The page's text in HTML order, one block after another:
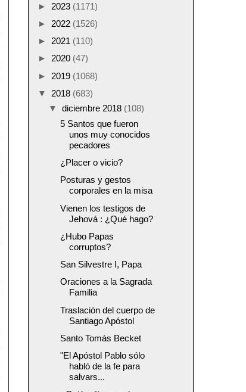
► 2023 (1171)
► 2022 (1526)
► 2021 (110)
► 2020 (47)
► 2019 (1068)
▼ 2018 (683)
▼ diciembre 2018 (108)
5 Santos que fueron
unos muy conocidos
pecadores
¿Placer o vicio?
Posturas y gestos
corporales en la misa
Vienen los testigos de
Jehová : ¿Qué hago?
¿Hubo Papas
corruptos?
San Silvestre I, Papa
Oraciones a la Sagrada
Familia
Traslación del cuerpo de
Santiago Apóstol
Santo Tomás Becket
"El Apóstol Pablo sólo
habló de la fe para
salvars...